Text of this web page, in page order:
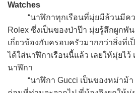
Watches
“นาฬิกาทุกเรือนที่มุ่ยมีล้วนมีคว
Rolex ซึ่งเป็นของป่าป๊า มุ่ยรู้สึกผูกพั
เกี่ยวข้องกับครอบครัวมากกว่าสิ่งที่เ
ได้ใส่นาฬิกาเรือนนี้แล้ว เลยให้มุ่ยไว้
นาฬิกา
“นาฬิกา Gucci เป็นของหม่าม้า